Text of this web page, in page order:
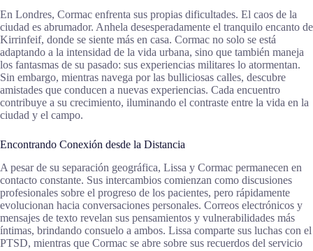
En Londres, Cormac enfrenta sus propias dificultades. El caos de la
ciudad es abrumador. Anhela desesperadamente el tranquilo encanto de
Kirrinfeif, donde se siente más en casa. Cormac no solo se está
adaptando a la intensidad de la vida urbana, sino que también maneja
los fantasmas de su pasado: sus experiencias militares lo atormentan.
Sin embargo, mientras navega por las bulliciosas calles, descubre
amistades que conducen a nuevas experiencias. Cada encuentro
contribuye a su crecimiento, iluminando el contraste entre la vida en la
ciudad y el campo.
Encontrando Conexión desde la Distancia
A pesar de su separación geográfica, Lissa y Cormac permanecen en
contacto constante. Sus intercambios comienzan como discusiones
profesionales sobre el progreso de los pacientes, pero rápidamente
evolucionan hacia conversaciones personales. Correos electrónicos y
mensajes de texto revelan sus pensamientos y vulnerabilidades más
íntimas, brindando consuelo a ambos. Lissa comparte sus luchas con el
PTSD, mientras que Cormac se abre sobre sus recuerdos del servicio